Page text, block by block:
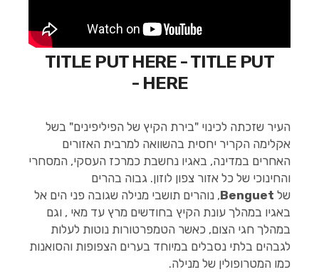
TITLE PUT HERE - TITLE PUT
HERE -
העיר שזכתה לכינוי "בירת הקיץ של הפיליפינים" בשל
אקלימה הקריר יחסית בהשוואה למרבית האזורים
האחרים במדינה, באגיו נחשבת כמרכז העסקי, המסחרי
והחינוכי של כל אזור צפון לוזון. גבוה בהרים
של Benguet, נוהרים תושבי מנילה שגובה פני הים אל
באגיו במהלך עונת הקיץ בחודשים מרץ עד מאי , וגם
במהלך חגי הצום, כאשר הטמפרטורות נוטות לעלות
לגבהים בלתי נסבלים במיוחד בערים הצפופות והסואנות
כמו המטרופולין של מנילה.